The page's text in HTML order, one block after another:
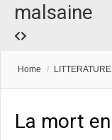
malsaine
Home / LITTERATURE
La mort